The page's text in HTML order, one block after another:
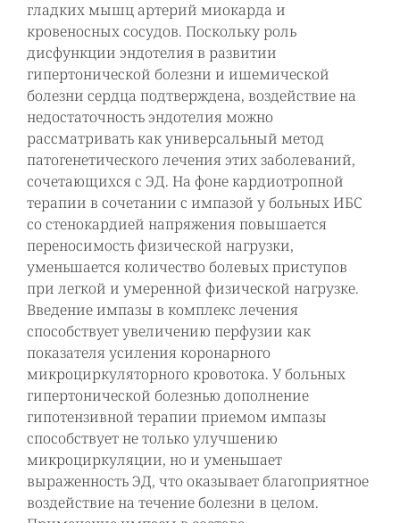
гладких мышц артерий миокарда и
кровеносных сосудов. Поскольку роль
дисфункции эндотелия в развитии
гипертонической болезни и ишемической
болезни сердца подтверждена, воздействие на
недостаточность эндотелия можно
рассматривать как универсальный метод
патогенетического лечения этих заболеваний,
сочетающихся с ЭД. На фоне кардиотропной
терапии в сочетании с импазой у больных ИБС
со стенокардией напряжения повышается
переносимость физической нагрузки,
уменьшается количество болевых приступов
при легкой и умеренной физической нагрузке.
Введение импазы в комплекс лечения
способствует увеличению перфузии как
показателя усиления коронарного
микроциркуляторного кровотока. У больных
гипертонической болезнью дополнение
гипотензивной терапии приемом импазы
способствует не только улучшению
микроциркуляции, но и уменьшает
выраженность ЭД, что оказывает благоприятное
воздействие на течение болезни в целом.